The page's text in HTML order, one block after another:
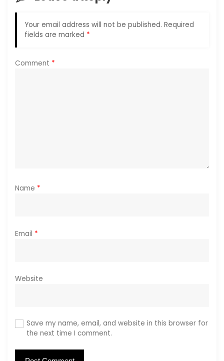
g
t
Your email address will not be published. Required
fields are marked *
Comment *
Name *
Email *
Website
Save my name, email, and website in this browser for
the next time I comment.